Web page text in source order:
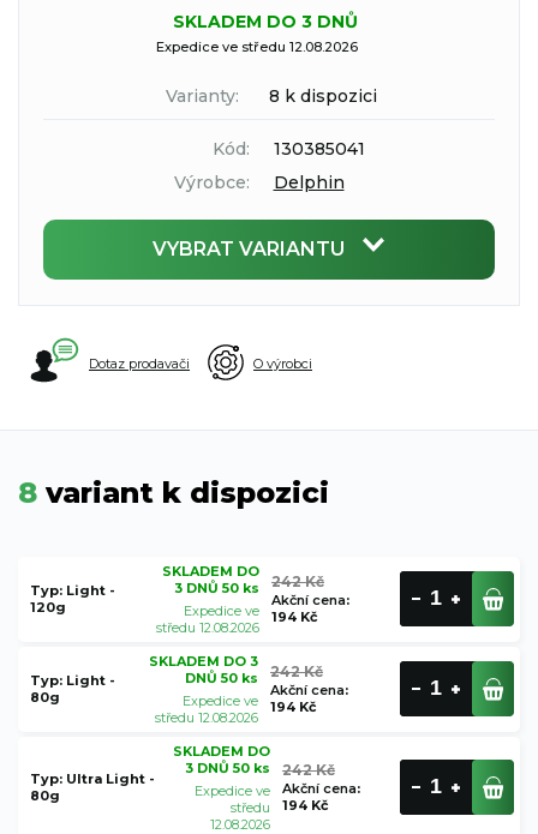
SKLADEM DO 3 DNŮ
Expedice ve středu 12.08.2026
Varianty: 8 k dispozici
Kód:
130385041
Výrobce:
Delphin
VYBRAT VARIANTU
Dotaz prodavači O výrobci
8 variant k dispozici
Typ: Light -
120g
SKLADEM DO
3 DNŮ 50 ks
Expedice ve
středu 12.08.2026
242 Kč
Akční cena:
194 Kč
Typ: Light -
80g
SKLADEM DO 3
DNŮ 50 ks
Expedice ve
středu 12.08.2026
242 Kč
Akční cena:
194 Kč
Typ: Ultra Light -
80g
SKLADEM DO
3 DNŮ 50 ks
Expedice ve
středu
12.08.2026
242 Kč
Akční cena:
194 Kč